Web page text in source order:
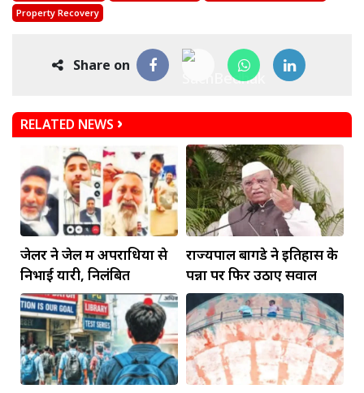
Property Recovery
Share on
RELATED NEWS
जेलर ने जेल में अपराधियों से
निभाई यारी, निलंबित
राज्यपाल बागडे ने इतिहास के
पन्नों पर फिर उठाए सवाल